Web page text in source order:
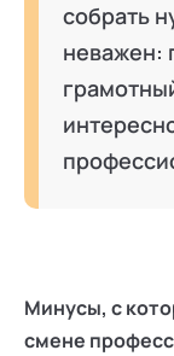
собрать
неважен:
Минусы, с
смене